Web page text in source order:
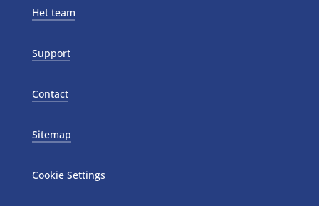
Het team
Support
Contact
Sitemap
Cookie Settings